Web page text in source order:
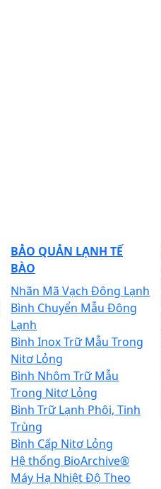
BẢO QUẢN LẠNH TẾ
BÀO
Nhãn Mã Vạch Đông Lạnh
Bình Chuyển Mẫu Đông
Lạnh
Bình Inox Trữ Mẫu Trong
Nitơ Lỏng
Bình Nhôm Trữ Mẫu
Trong Nitơ Lỏng
Bình Trữ Lạnh Phôi, Tinh
Trùng
Bình Cấp Nitơ Lỏng
Hệ thống BioArchive®
Máy Hạ Nhiệt Độ Theo